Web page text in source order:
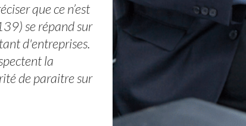
que ce n’est
se répand sur
d'entreprises.
la
de paraitre sur